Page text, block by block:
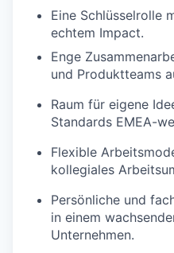
Eine Schlüsselrolle
echtem Impact.
Enge
und Produktteams
Raum für eigene
Standards EMEA-
Flexible
kollegiales
Persönliche und
in einem
Unternehmen.